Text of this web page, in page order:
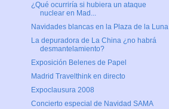
¿Qué ocurriría si hubiera un ataque
nuclear en Mad...
Navidades blancas en la Plaza de la Luna
La depuradora de La China ¿no habrá
desmantelamiento?
Exposición Belenes de Papel
Madrid Travelthink en directo
Expoclausura 2008
Concierto especial de Navidad SAMA